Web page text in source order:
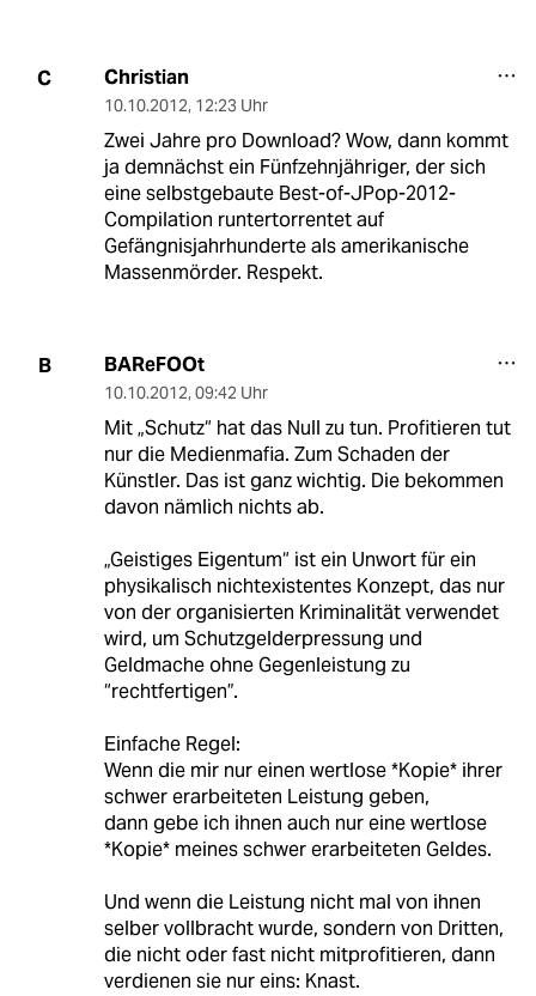
C Christian
10.10.2012, 12:23 Uhr
Zwei Jahre pro Download? Wow, dann kommt
ja demnächst ein Fünfzehnjähriger, der sich
eine selbstgebaute Best-of-JPop-2012-
Compilation runtertorrentet auf
Gefängnisjahrhunderte als amerikanische
Massenmörder. Respekt.
B BAReFOOt
10.10.2012, 09:42 Uhr
Mit „Schutz“ hat das Null zu tun. Profitieren tut
nur die Medienmafia. Zum Schaden der
Künstler. Das ist ganz wichtig. Die bekommen
davon nämlich nichts ab.
„Geistiges Eigentum“ ist ein Unwort für ein
physikalisch nichtexistentes Konzept, das nur
von der organisierten Kriminalität verwendet
wird, um Schutzgelderpressung und
Geldmache ohne Gegenleistung zu
“rechtfertigen”.
Einfache Regel:
Wenn die mir nur einen wertlose *Kopie* ihrer
schwer erarbeiteten Leistung geben,
dann gebe ich ihnen auch nur eine wertlose
*Kopie* meines schwer erarbeiteten Geldes.
Und wenn die Leistung nicht mal von ihnen
selber vollbracht wurde, sondern von Dritten,
die nicht oder fast nicht mitprofitieren, dann
verdienen sie nur eins: Knast.